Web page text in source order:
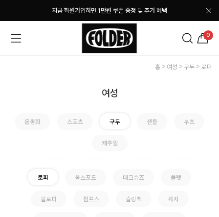
지금 회원가입하면 1만원 쿠폰 증정 및 추가 혜택
0
홈 여성 구두 로퍼
여성
운동화 스포츠 구두 샌들 부츠
캐주얼
로퍼 옥스포드 데크슈즈 플랫
블로퍼 펌프스 슬링백 웨지